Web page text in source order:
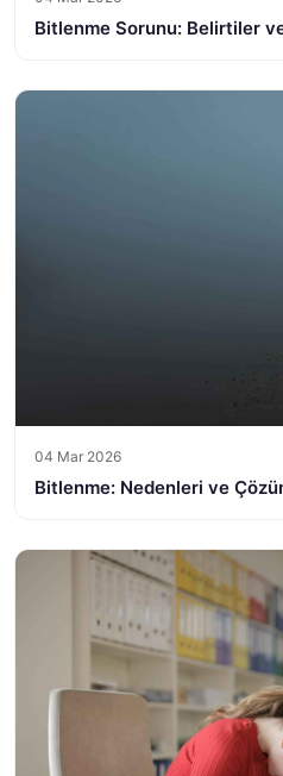
Bitlenme Sorunu: Belirtiler
04 Mar 2026
Bitlenme: Nedenleri ve